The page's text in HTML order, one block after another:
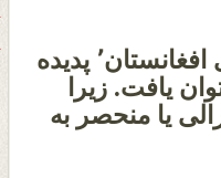
ولی در مبحث نفرین جمعی از اسلام برای افغانستان٬ پدیده
یافت. زیرا
یا منحصر به